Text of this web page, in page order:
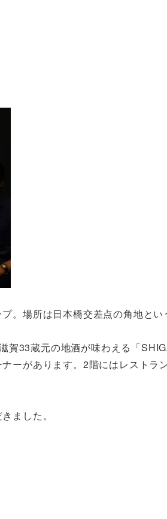
。場所は日本橋交差点の角地と
賀33蔵元の地酒が味わえる「
ーがあります。2階にはレストラ
ました。